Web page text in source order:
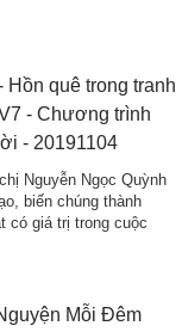
Hồn quê trong tranh
- Chương trình
- 20191104
Nguyễn Ngọc Quỳnh
biến chúng thành
có giá trị trong cuộc
Mỗi Đêm